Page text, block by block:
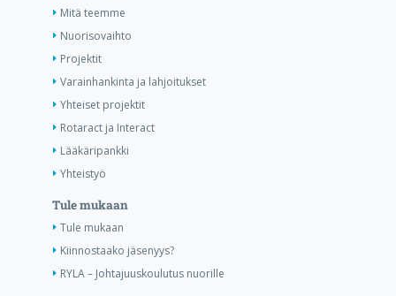
Mitä teemme
Nuorisovaihto
Projektit
Varainhankinta ja lahjoitukset
Yhteiset projektit
Rotaract ja Interact
Lääkäripankki
Yhteistyö
Tule mukaan
Tule mukaan
Kiinnostaako jäsenyys?
RYLA – Johtajuuskoulutus nuorille